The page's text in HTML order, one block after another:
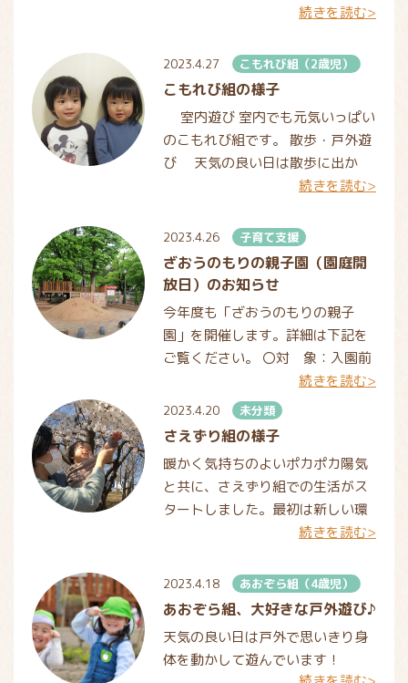
待でいっぱいです！ 外遊びが気
で遊ぶことが大好きな子ども
続きを読む>
2023.4.27 こもれび組（2歳児）
こもれび組の様子
室内遊び 室内でも元気いっぱい
のこもれび組です。 散歩・戸外遊
び 天気の良い日は散歩に出か
け、外気に触れたり、虫やお花を
います。
続きを読む>
2023.4.26 子育て支援
ざおうのもりの親子園（園庭開
放日）のお知らせ
今年度も「ざおうのもりの親子
園」を開催します。詳細は下記を
ご覧ください。 〇対 象：入園前
の親子 〇場 所：蔵王のもりこど
も園 園庭及び園周辺 〇日 程：
5月～11月の第3水曜日（
続きを読む>
2023.4.20 未分類
さえずり組の様子
暖かく気持ちのよいポカポカ陽気
と共に、さえずり組での生活がス
タートしました。最初は新しい環
境に不安そうな表情を浮かべる子
部屋や保育者に慣れつつあります
続きを読む>
2023.4.18 あおぞら組（4歳児）
あおぞら組、大好きな戸外遊び♪
天気の良い日は戸外で思いきり身
体を動かして遊んでいます！